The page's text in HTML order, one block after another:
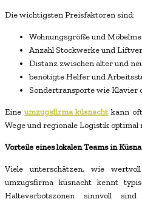
Die wichtigsten Preisfaktoren sind:
Wohnungsgröße und
Anzahl Stockwerke und
Distanz zwischen alter und
benötigte Helfer und
Sondertransporte wie Klavier
Eineumzugsfirma küsnachtkann oft
Wege und regionale Logistik optimal
Vorteile eines lokalen Teams in
Viele unterschätzen, wie
umzugsfirma küsnacht kennt
Halteverbotszonen sinnvoll